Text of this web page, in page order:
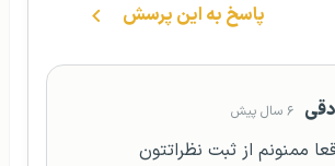
پاسخ به این پرسش
۶ سال پیش
ممنونم از ثبت نظراتتون